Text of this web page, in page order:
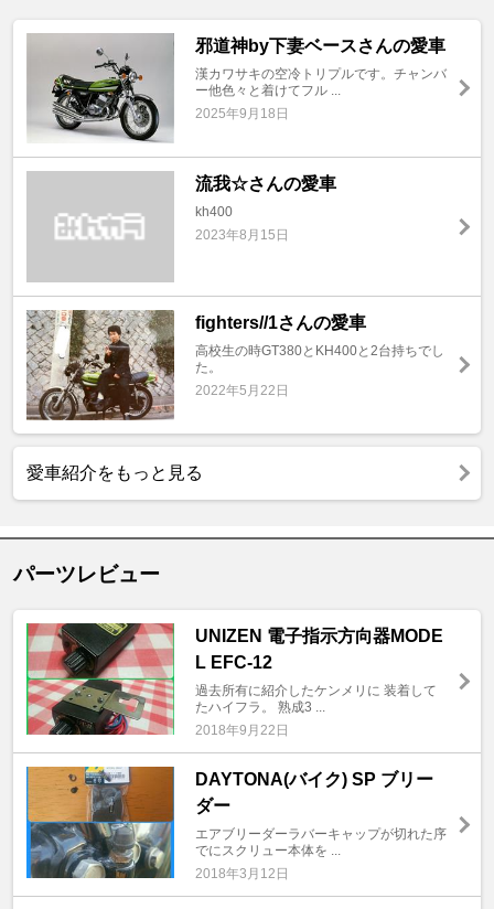
邪道神by下妻ベースさんの愛車
漢カワサキの空冷トリプルです。チャンバ
ー他色々と着けてフル ...
2025年9月18日
流我☆さんの愛車
kh400
2023年8月15日
fighters//1さんの愛車
高校生の時GT380とKH400と2台持ちでし
た。
2022年5月22日
愛車紹介をもっと見る
パーツレビュー
UNIZEN 電子指示方向器MODE
L EFC-12
過去所有に紹介したケンメリに 装着して
たハイフラ。 熟成3 ...
2018年9月22日
DAYTONA(バイク) SP ブリー
ダー
エアブリーダーラバーキャップが切れた序
でにスクリュー本体を ...
2018年3月12日